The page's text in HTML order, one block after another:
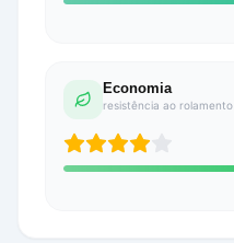
Economia
resistência ao rolamento